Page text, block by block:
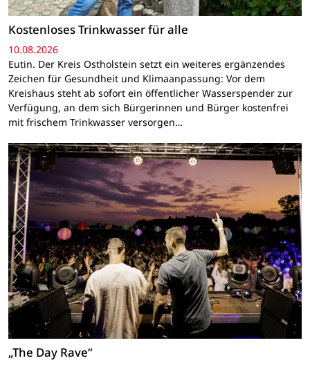
Kostenloses Trinkwasser für alle
10.08.2026
Eutin. Der Kreis Ostholstein setzt ein weiteres ergänzendes
Zeichen für Gesundheit und Klimaanpassung: Vor dem
Kreishaus steht ab sofort ein öffentlicher Wasserspender zur
Verfügung, an dem sich Bürgerinnen und Bürger kostenfrei
mit frischem Trinkwasser versorgen…
„The Day Rave“